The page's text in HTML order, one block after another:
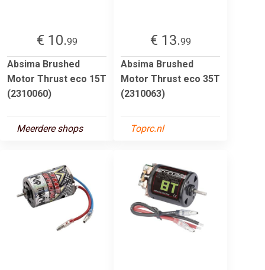
€ 10.99
Absima Brushed
Motor Thrust eco 15T
(2310060)
Meerdere shops
€ 13.99
Absima Brushed
Motor Thrust eco 35T
(2310063)
Toprc.nl